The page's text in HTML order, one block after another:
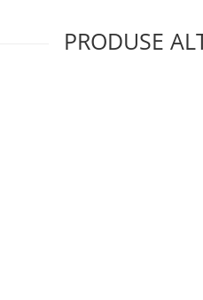
PRODUSE